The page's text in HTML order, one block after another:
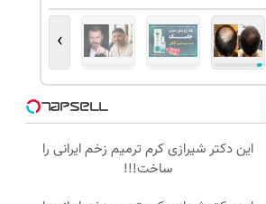
›
این دکتر شیرازی کرم ترمیم زخم ایرانی را
ساخت!!!